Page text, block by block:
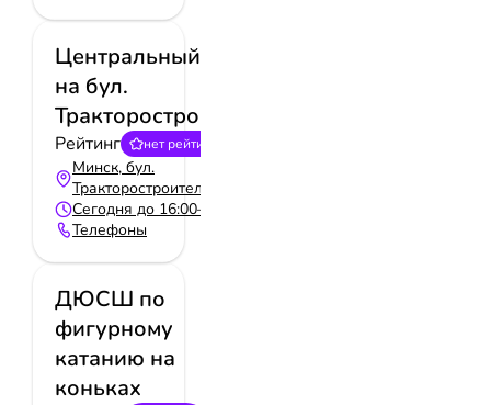
Центральный каток
на бул.
Тракторостроителей
Рейтинг нет рейтинга
Минск, бул.
Тракторостроителей, 3
Сегодня до 16:00—22:00
Телефоны
ДЮСШ по
фигурному
катанию на
коньках